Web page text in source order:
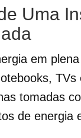
Uma
em
TVs
tomadas
de energia